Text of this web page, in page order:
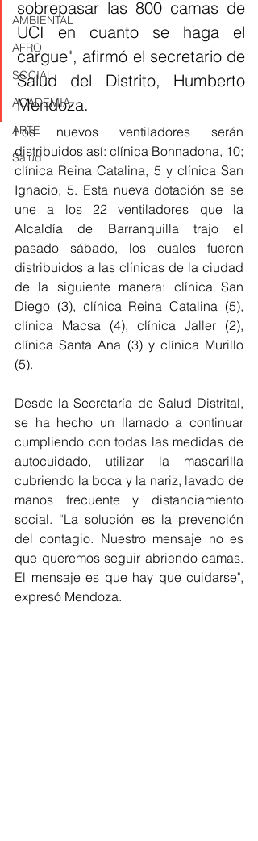
AMBIENTAL
AFRO
SOCIAL
ACADEMIA
ARTE
Salud
sobrepasar las 800 camas de
UCI en cuanto se haga el
cargue", afirmó el secretario de
Salud del Distrito, Humberto
Mendoza.
Los nuevos ventiladores serán
distribuidos así: clínica Bonnadona, 10;
clínica Reina Catalina, 5 y clínica San
Ignacio, 5. Esta nueva dotación se se
une a los 22 ventiladores que la
Alcaldía de Barranquilla trajo el
pasado sábado, los cuales fueron
distribuidos a las clínicas de la ciudad
de la siguiente manera: clínica San
Diego (3), clínica Reina Catalina (5),
clínica Macsa (4), clínica Jaller (2),
clínica Santa Ana (3) y clínica Murillo
(5).
Desde la Secretaría de Salud Distrital,
se ha hecho un llamado a continuar
cumpliendo con todas las medidas de
autocuidado, utilizar la mascarilla
cubriendo la boca y la nariz, lavado de
manos frecuente y distanciamiento
social. “La solución es la prevención
del contagio. Nuestro mensaje no es
que queremos seguir abriendo camas.
El mensaje es que hay que cuidarse",
expresó Mendoza.